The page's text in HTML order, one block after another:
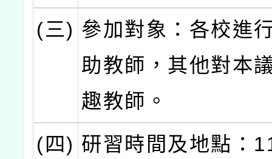
(三) 參加對象：各校進
助教師，其他對本
趣教師。
(四) 研習時間及地點：